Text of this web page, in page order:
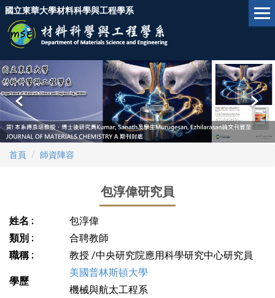
跳
到
主
要
內
容
區
國立東華大學材料科學與工程學系
首頁 師資陣容
包淳偉研究員
姓名 :
包淳偉
類別 :
合聘教師
職稱 :
教授 /中央研究院應用科學研究中心研究員
學歷
美國普林斯頓大學
機械與航太工程系